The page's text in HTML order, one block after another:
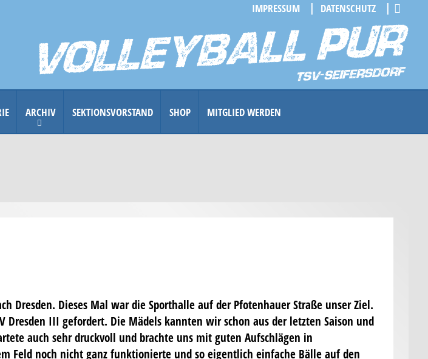
IMPRESSUM DATENSCHUTZ
ARCHIV SEKTIONSVORSTAND SHOP MITGLIED WERDEN
Dresden. Dieses Mal war die Sporthalle auf der Pfotenhauer Straße unser Ziel.
Dresden III gefordert. Die Mädels kannten wir schon aus der letzten Saison und
auch sehr druckvoll und brachte uns mit guten Aufschlägen in
Feld noch nicht ganz funktionierte und so eigentlich einfache Bälle auf den